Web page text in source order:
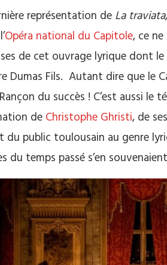
représentation deLa traviata
Opéra national du Capitole, ce
de cet ouvrage lyrique dont
Dumas Fils. Autant dire que le
du succès ! C’est aussi
deChristophe Ghristi, de
du public toulousain au genre
du temps passé s’en